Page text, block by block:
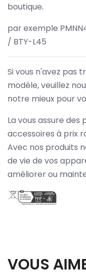
boutique.
par exemple
/ BTY-L45
Si vous n'avez pas
modèle, veuillez
notre mieux pour
La vous assure
accessoires à prix
Avec nos produits
de vie de vos
améliorer ou
VOUS